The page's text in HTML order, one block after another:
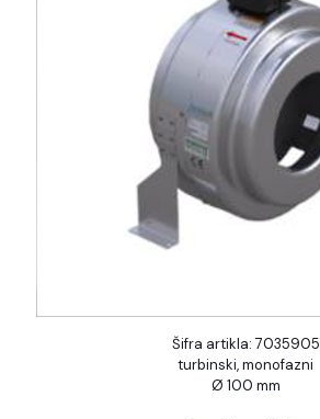
Šifra artikla: 7035905
turbinski, monofazni
Ø 100 mm